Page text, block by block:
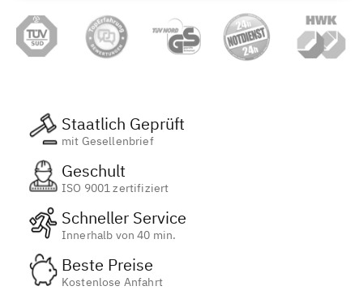
Staatlich Geprüft
mit Gesellenbrief
Geschult
ISO 9001 zertifiziert
Schneller Service
Innerhalb von 40 min.
Beste Preise
Kostenlose Anfahrt